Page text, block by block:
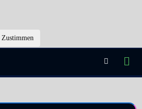
Zustimmen